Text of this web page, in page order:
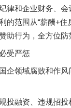
律和企业财务、
的范围从“薪酬+
助行为，全方位防
受严惩
领域腐败和作风
融资、违规招投